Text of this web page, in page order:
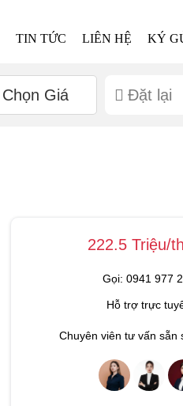
TIN TỨC LIÊN HỆ
KÝ
Chọn Giá Đặt lại
222.5 Triệu/
Gọi: 0941 977
Hỗ trợ trực
Chuyên viên tư vấn sẵn